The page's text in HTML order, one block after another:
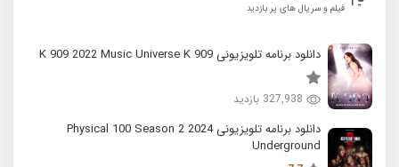
فیلم و سریال های پر بازدید
دانلود برنامه تلویزیونی K 909 2022 Music Universe K 909
327,938 بازدید
دانلود برنامه تلویزیونی 2024 Physical 100 Season 2
Underground